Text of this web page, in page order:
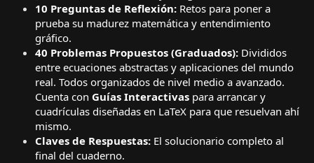
10 Preguntas de Reflexión: Retos para poner a
prueba su madurez matemática y entendimiento
gráfico.
40 Problemas Propuestos (Graduados): Divididos
entre ecuaciones abstractas y aplicaciones del mundo
real. Todos organizados de nivel medio a avanzado.
Cuenta con Guías Interactivas para arrancar y
cuadrículas diseñadas en LaTeX para que resuelvan ahí
mismo.
Claves de Respuestas: El solucionario completo al
final del cuaderno.